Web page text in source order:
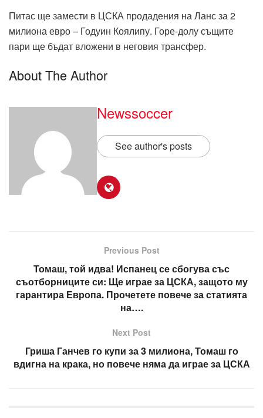
Питас ще замести в ЦСКА продадения на Ланс за 2
милиона евро – Годуин Коялипу. Горе-долу същите
пари ще бъдат вложени в неговия трансфер.
About The Author
Newssoccer
See author's posts
Previous Post
Томаш, той идва! Испанец се сбогува със
съотборниците си: Ще играе за ЦСКА, защото му
гарантира Европа. Прочетете повече за статията
на….
Next Post
Гриша Ганчев го купи за 3 милиона, Томаш го
вдигна на крака, но повече няма да играе за ЦСКА